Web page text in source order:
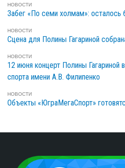
НОВОСТИ
Забег «По семи холмам»: осталось
НОВОСТИ
Сцена для Полины Гагариной
НОВОСТИ
12 июня концерт Полины Гагариной
спорта имени А.В. Филипенко
НОВОСТИ
Объекты «ЮграМегаСпорт»